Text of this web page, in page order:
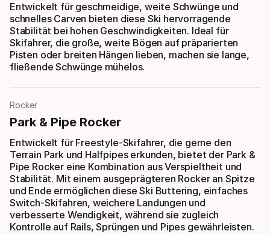
Entwickelt für geschmeidige, weite Schwünge und
schnelles Carven bieten diese Ski hervorragende
Stabilität bei hohen Geschwindigkeiten. Ideal für
Skifahrer, die große, weite Bögen auf präparierten
Pisten oder breiten Hängen lieben, machen sie lange,
fließende Schwünge mühelos.
Rocker
Park & Pipe Rocker
Entwickelt für Freestyle-Skifahrer, die gerne den
Terrain Park und Halfpipes erkunden, bietet der Park &
Pipe Rocker eine Kombination aus Verspieltheit und
Stabilität. Mit einem ausgeprägteren Rocker an Spitze
und Ende ermöglichen diese Ski Buttering, einfaches
Switch-Skifahren, weichere Landungen und
verbesserte Wendigkeit, während sie zugleich
Kontrolle auf Rails, Sprüngen und Pipes gewährleisten.